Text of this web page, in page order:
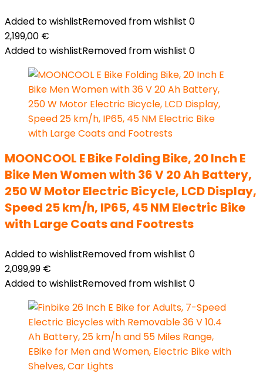
Added to wishlistRemoved from wishlist 0
2,199,00 €
Added to wishlistRemoved from wishlist 0
MOONCOOL E Bike Folding Bike, 20 Inch E
Bike Men Women with 36 V 20 Ah Battery,
250 W Motor Electric Bicycle, LCD Display,
Speed 25 km/h, IP65, 45 NM Electric Bike
with Large Coats and Footrests
Added to wishlistRemoved from wishlist 0
2,099,99 €
Added to wishlistRemoved from wishlist 0